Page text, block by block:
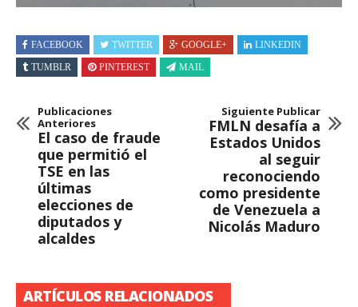
FACEBOOK TWITTER GOOGLE+
LINKEDIN
TUMBLR
PINTEREST MAIL
Publicaciones
Anteriores
El caso de fraude
que permitió el
TSE en las
últimas
elecciones de
diputados y
alcaldes
Siguiente Publicar
FMLN desafía a
Estados Unidos
al seguir
reconociendo
como presidente
de Venezuela a
Nicolás Maduro
ARTÍCULOS RELACIONADOS